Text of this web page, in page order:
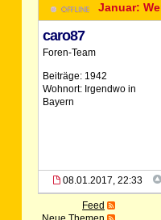
Januar:
caro87
Foren-Team
Beiträge: 1942
Wohnort: Irgendwo in
Bayern
08.01.2017, 22:33
Feed